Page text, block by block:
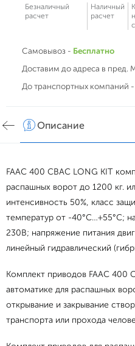
Безналичный
расчет
Наличный
расчет
Самовывоз - Бесплатно
Доставим до адреса в пред.
До транспортных компаний -
Описание
FAAC 400 CBAC LONG KIT
распашных ворот до 1200 кг.
интенсивность 50%, класс
температур от -40°C…+55°C;
230В; напряжение питания
линейный гидравлический
Комплект приводов FAAC 400
автоматике для распашных
открывание и закрывание
транспорта или прохода